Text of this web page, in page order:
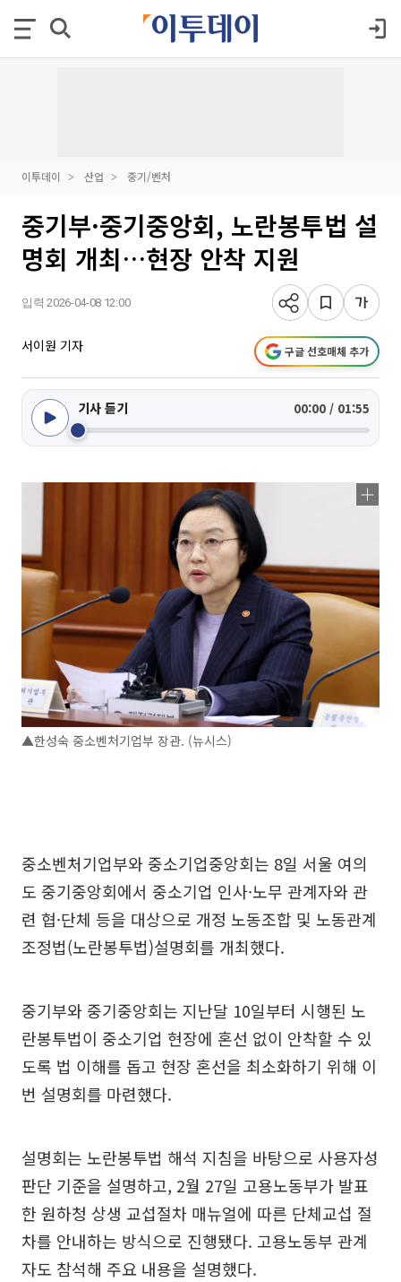
이투데이 산업 중기/벤처
중기부·중기중앙회, 노란봉투법 설
명회 개최…현장 안착 지원
입력 2026-04-08 12:00
서이원 기자 구글 선호매체 추가
기사 듣기 00:00 / 01:55
▲한성숙 중소벤처기업부 장관. (뉴시스)
중소벤처기업부와 중소기업중앙회는 8일 서울 여의
도 중기중앙회에서 중소기업 인사·노무 관계자와 관
련 협·단체 등을 대상으로 개정 노동조합 및 노동관계
조정법(노란봉투법)설명회를 개최했다.
중기부와 중기중앙회는 지난달 10일부터 시행된 노
란봉투법이 중소기업 현장에 혼선 없이 안착할 수 있
도록 법 이해를 돕고 현장 혼선을 최소화하기 위해 이
번 설명회를 마련했다.
설명회는 노란봉투법 해석 지침을 바탕으로 사용자성
판단 기준을 설명하고, 2월 27일 고용노동부가 발표
한 원하청 상생 교섭절차 매뉴얼에 따른 단체교섭 절
차를 안내하는 방식으로 진행됐다. 고용노동부 관계
자도 참석해 주요 내용을 설명했다.